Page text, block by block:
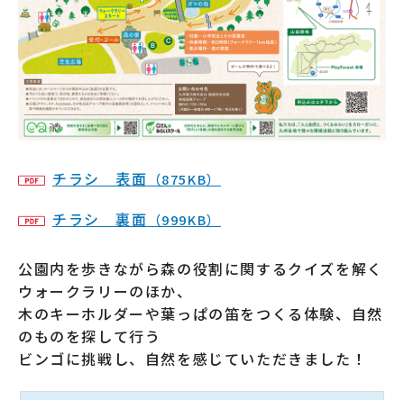
チラシ 表面 （875KB）
チラシ 裏面 （999KB）
公園内を歩きながら森の役割に関するクイズを解く
ウォークラリーのほか、
木のキーホルダーや葉っぱの笛をつくる体験、自然
のものを探して行う
ビンゴに挑戦し、自然を感じていただきました！